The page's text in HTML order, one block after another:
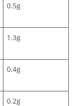
0.5g
1.3g
0.4g
0.2g